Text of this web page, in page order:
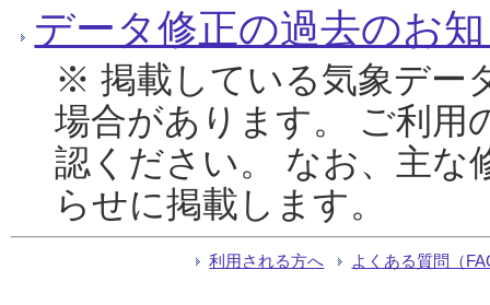
データ修正の過去のお
※ 掲載している気象デー
場合があります。 ご利用
認ください。 なお、主な
らせに掲載します。
利用される方へ よくある質問（